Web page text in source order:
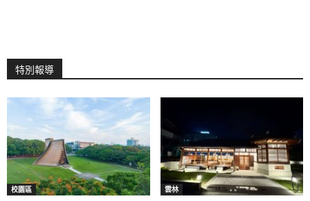
特別報導
校園區 雲林